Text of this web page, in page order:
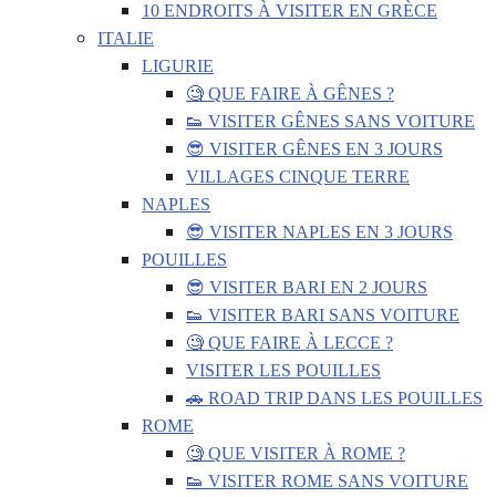
10 ENDROITS À VISITER EN GRÈCE
ITALIE
LIGURIE
🧐 QUE FAIRE À GÊNES ?
👟 VISITER GÊNES SANS VOITURE
😎 VISITER GÊNES EN 3 JOURS
VILLAGES CINQUE TERRE
NAPLES
😎 VISITER NAPLES EN 3 JOURS
POUILLES
😎 VISITER BARI EN 2 JOURS
👟 VISITER BARI SANS VOITURE
🧐 QUE FAIRE À LECCE ?
VISITER LES POUILLES
🚗 ROAD TRIP DANS LES POUILLES
ROME
🧐 QUE VISITER À ROME ?
👟 VISITER ROME SANS VOITURE